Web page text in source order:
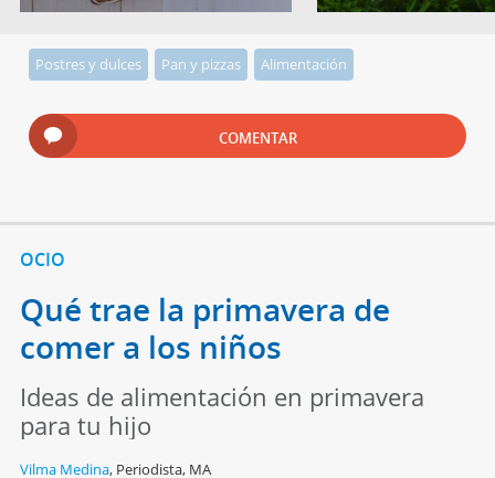
Postres y dulces Pan y pizzas Alimentación
COMENTAR
OCIO
Qué trae la primavera de
comer a los niños
Ideas de alimentación en primavera
para tu hijo
Vilma Medina, Periodista, MA